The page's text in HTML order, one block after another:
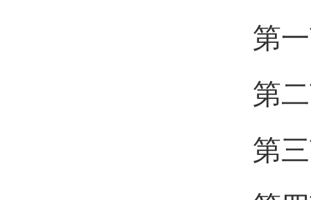
第一节
第二节
第三节